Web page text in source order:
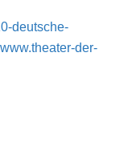
deutsche-
www.theater-der-